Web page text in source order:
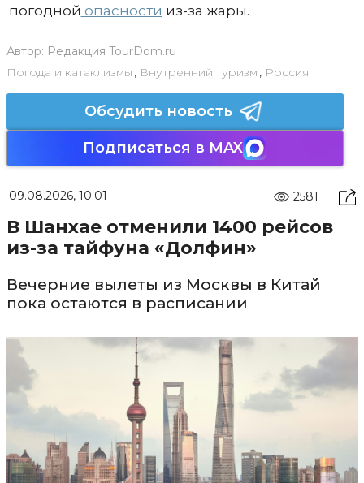
погодной опасности из-за жары.
Автор: Редакция TourDom.ru
Погода и катаклизмы , Внутренний туризм , Россия
Обсудить новость
Подписаться в MAX
09.08.2026, 10:01 2581
В Шанхае отменили 1400 рейсов
из-за тайфуна «Долфин»
Вечерние вылеты из Москвы в Китай
пока остаются в расписании